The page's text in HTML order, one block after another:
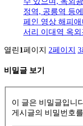
정역, 공릉역 등
페인 영상 해피
서리 이대역 옥
열린1페이지 2페이지 3
비밀글 보기
이 글은 비밀글입니
게시글의 비밀번호